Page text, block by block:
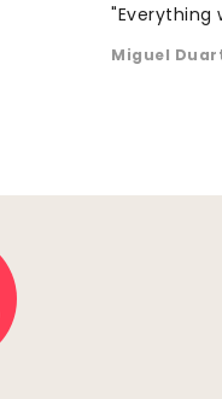
"Everything
Miguel